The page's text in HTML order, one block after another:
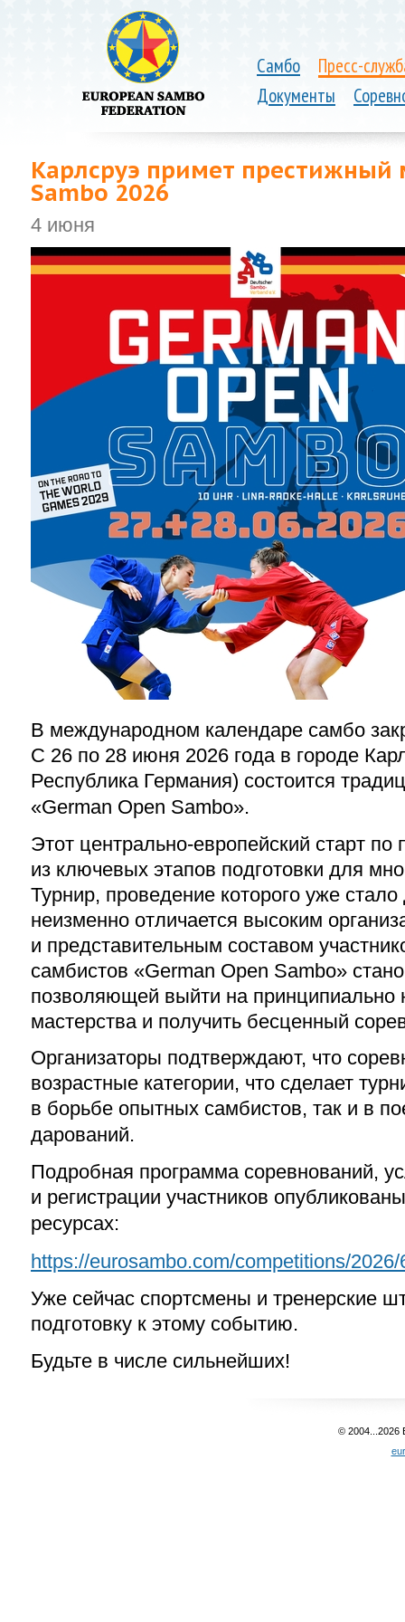
Самбо
Пресс-
Документы
Карлсруэ примет
Sambo 2026
4 июня
В международном календаре самбо
С 26 по 28 июня 2026 года в городе
Республика Германия) состоится
«German Open Sambo».
Этот центрально-европейский старт по
из ключевых этапов подготовки для
Турнир, проведение которого уже
неизменно отличается высоким
и представительным составом
самбистов «German Open Sambo»
позволяющей выйти на принципиально
мастерства и получить бесценный
Организаторы подтверждают, что
возрастные категории, что сделает
в борьбе опытных самбистов, так и в
дарований.
Подробная программа соревнований,
и регистрации участников
ресурсах:
https://eurosambo.com/competitions/2026/
Уже сейчас спортсмены и тренерские
подготовку к этому событию.
Будьте в числе сильнейших!
© 2004...2026